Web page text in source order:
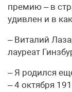
премию – в
удивлен и в
– Виталий
лауреат
– Я родился
– 4 октября